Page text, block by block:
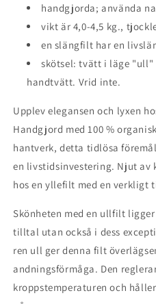
handgjorda; använda
vikt är 4,0-4,5 kg.,
en slängfilt har en
skötsel: tvätt i läge "ull"
handtvätt. Vrid inte.
Upplev elegansen och lyxen
Handgjord med 100 %
hantverk, detta tidlösa
en livstidsinvestering. Njut av
hos en yllefilt med en verkligt
Skönheten med en ullfilt
tilltal utan också i dess
ren ull ger denna filt
andningsförmåga. Den
kroppstemperaturen och